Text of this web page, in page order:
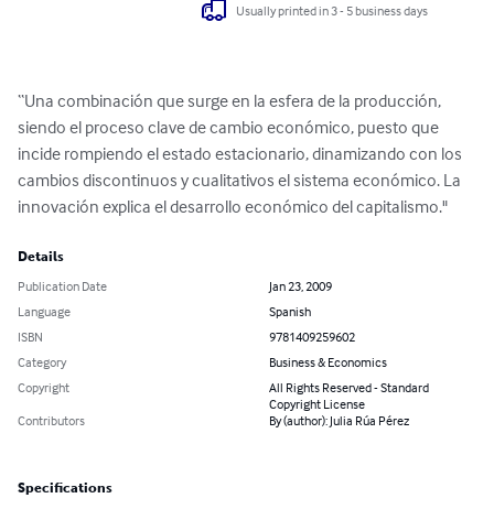
Usually printed in 3 - 5 business days
“Una combinación que surge en la esfera de la producción,
siendo el proceso clave de cambio económico, puesto que
incide rompiendo el estado estacionario, dinamizando con los
cambios discontinuos y cualitativos el sistema económico. La
innovación explica el desarrollo económico del capitalismo."
Details
Publication Date
Jan 23, 2009
Language
Spanish
ISBN
9781409259602
Category
Business & Economics
Copyright
All Rights Reserved - Standard
Copyright License
Contributors
By (author): Julia Rúa Pérez
Specifications